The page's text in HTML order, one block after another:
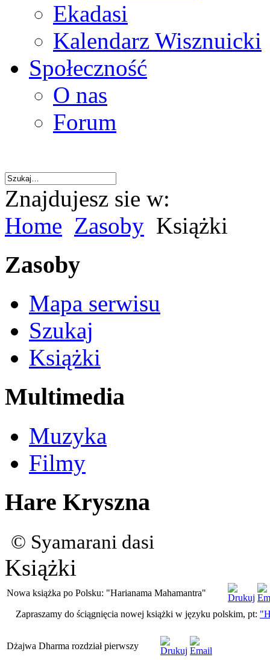
Ekadasi
Kalendarz Wisznuicki
Społeczność
O nas
Forum
Znajdujesz sie w:
Home Zasoby Książki
Zasoby
Mapa serwisu
Szukaj
Książki
Multimedia
Muzyka
Filmy
Hare Kryszna
© Syamarani dasi
Książki
Nowa książka po Polsku: "Harianama Mahamantra"
Zapraszamy do ściągnięcia nowej książki w języku polskim, pt:
Dżajwa Dharma rozdział pierwszy